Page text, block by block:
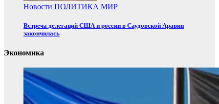
Новости ПОЛИТИКА МИР
Встреча делегаций США и россии в Саудовской Аравии
закончилась
Экономика